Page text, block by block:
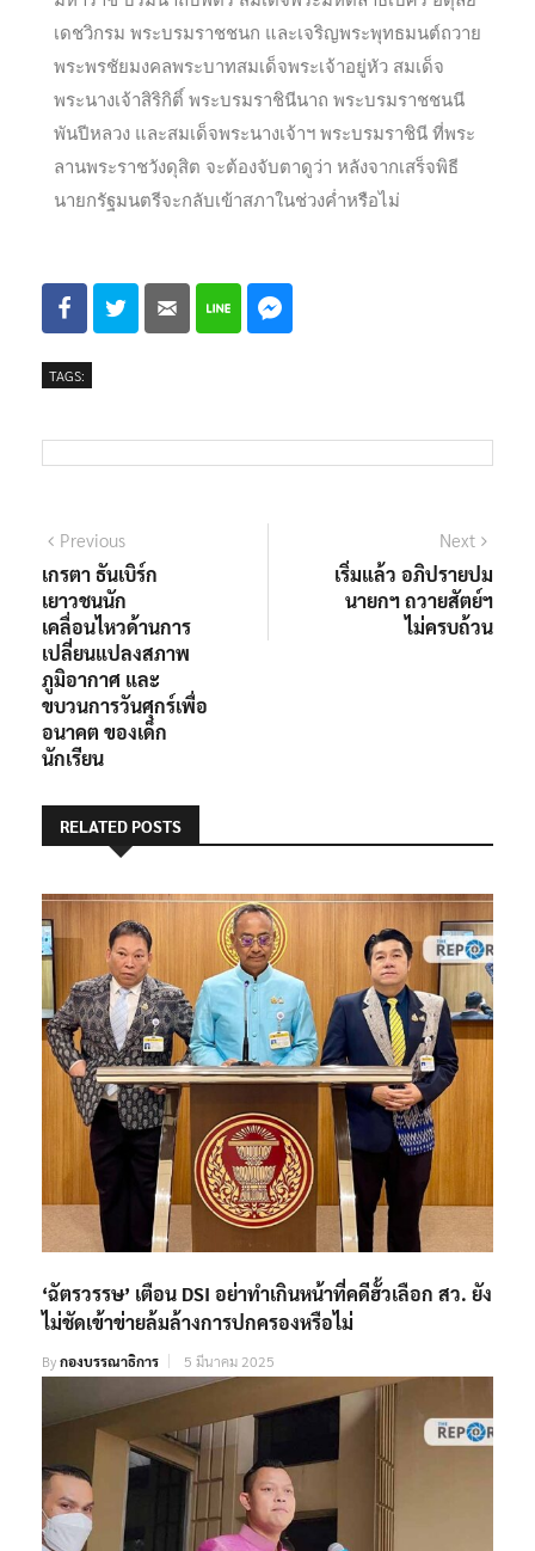
เดชวิกรม พระบรมราชชนก และเจริญพระพุทธมนต์ถวาย
พระพรชัยมงคลพระบาทสมเด็จพระเจ้าอยู่หัว สมเด็จ
พระนางเจ้าสิริกิติ์ พระบรมราชินีนาถ พระบรมราชชนนี
พันปีหลวง และสมเด็จพระนางเจ้าฯ พระบรมราชินี ที่พระ
ลานพระราชวังดุสิต จะต้องจับตาดูว่า หลังจากเสร็จพิธี
นายกรัฐมนตรีจะกลับเข้าสภาในช่วงค่ำหรือไม่
TAGS:
Previous
เกรตา ธันเบิร์ก
เยาวชนนัก
เคลื่อนไหวด้านการ
เปลี่ยนแปลงสภาพ
ภูมิอากาศ และ
ขบวนการวันศุกร์เพื่อ
อนาคต ของเด็ก
นักเรียน
Next
เริ่มแล้ว อภิปรายปม
นายกฯ ถวายสัตย์ฯ
ไม่ครบถ้วน
RELATED POSTS
‘ฉัตรวรรษ’ เตือน DSI อย่าทำเกินหน้าที่คดีฮั้วเลือก สว. ยัง
ไม่ชัดเข้าข่ายล้มล้างการปกครองหรือไม่
Byกองบรรณาธิการ 5 มีนาคม 2025